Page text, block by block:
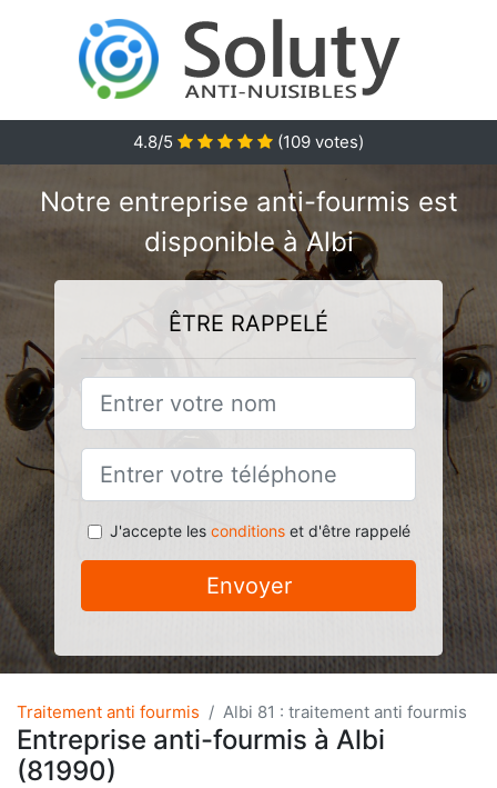
4.8/5 (109 votes)
Notre entreprise anti-fourmis est
disponible à Albi
ÊTRE RAPPELÉ
J'accepte les conditionset d'être rappelé
Envoyer
Traitement anti fourmis Albi 81 : traitement anti fourmis
Entreprise anti-fourmis à Albi
(81990)